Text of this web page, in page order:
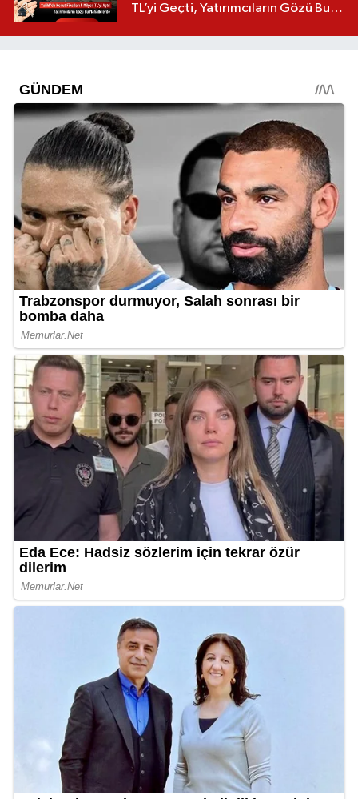
TL’yi Geçti, Yatırımcıların Gözü Bu